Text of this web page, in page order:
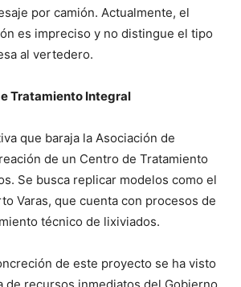
por camión. Actualmente, el
es impreciso y no distingue el tipo
al vertedero.
Tratamiento Integral
que baraja la Asociación de
de un Centro de Tratamiento
Se busca replicar modelos como el
Varas, que cuenta con procesos de
técnico de lixiviados.
de este proyecto se ha visto